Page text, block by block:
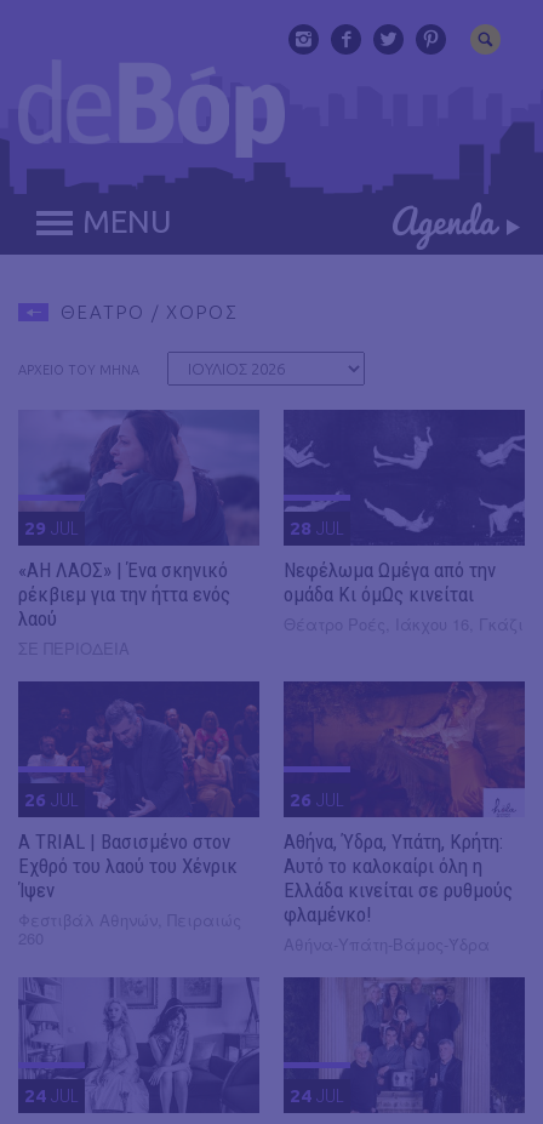
MENU
ΘΕΑΤΡΟ / ΧΟΡΟΣ
ΑΡΧΕΙΟ ΤΟΥ ΜΗΝΑ
29 JUL
«ΑΗ ΛΑΟΣ» | Ένα σκηνικό
ρέκβιεμ για την ήττα ενός
λαού
28 JUL
Νεφέλωμα Ωμέγα από την
ομάδα Κι όμΩς κινείται
26 JUL
A TRIAL | Βασισμένο στον
Εχθρό του λαού του Χένρικ
Ίψεν
26 JUL
Αθήνα, Ύδρα, Υπάτη, Κρήτη:
Αυτό το καλοκαίρι όλη η
Ελλάδα κινείται σε ρυθμούς
φλαμένκο!
24 JUL 24 JUL